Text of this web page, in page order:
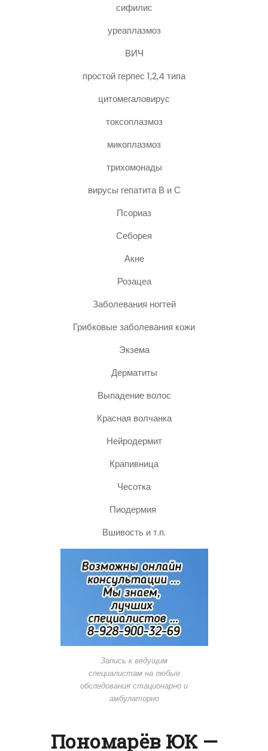
сифилис
уреаплазмоз
ВИЧ
простой герпес 1,2,4 типа
цитомегаловирус
токсоплазмоз
микоплазмоз
трихомонады
вирусы гепатита В и С
Псориаз
Себорея
Акне
Розацеа
Заболевания ногтей
Грибковые заболевания кожи
Экзема
Дерматиты
Выпадение волос
Красная волчанка
Нейродермит
Крапивница
Чесотка
Пиодермия
Вшивость и т.п.
Запись к ведущим
специалистам на любые
обследования стационарно и
амбулаторно
Пономарёв ЮК —